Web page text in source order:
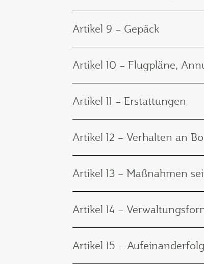
Artikel 9 – Gepäck
Artikel 10 – Flugpläne,
Artikel 11 – Erstattungen
Artikel 12 – Verhalten an
Artikel 13 – Maßnahmen
Artikel 14 –
Artikel 15 –